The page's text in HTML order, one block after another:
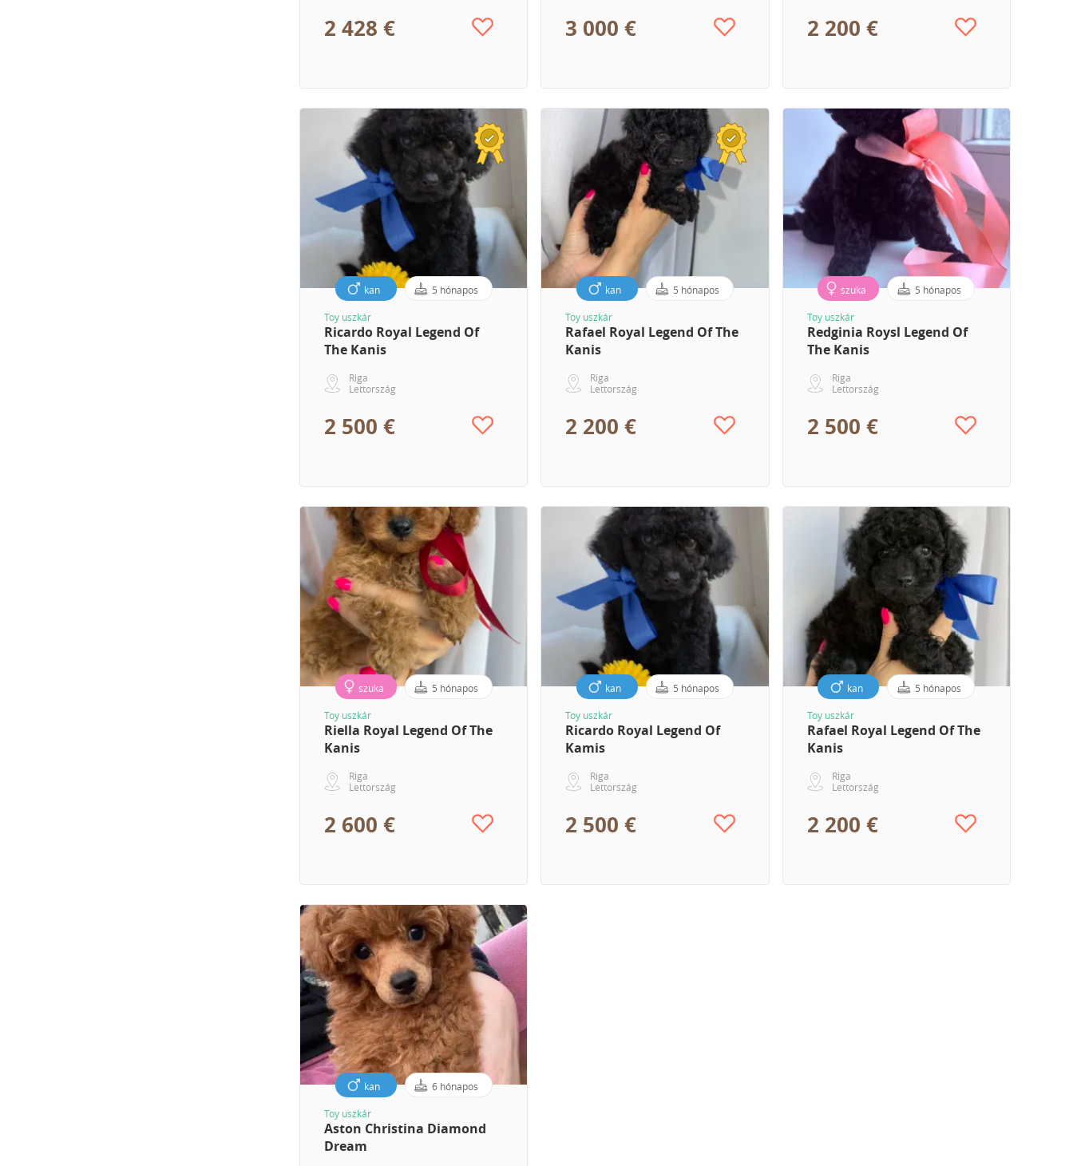
2 428 € 3 000 € 2 200 €
kan 5 hónapos
Toy uszkár
Ricardo Royal Legend Of
The Kanis
Riga
Lettország
2 500 €
kan 5 hónapos
Toy uszkár
Rafael Royal Legend Of The
Kanis
Riga
Lettország
2 200 €
szuka 5 hónapos
Toy uszkár
Redginia Roysl Legend Of
The Kanis
Riga
Lettország
2 500 €
szuka 5 hónapos
Toy uszkár
Riella Royal Legend Of The
Kanis
Riga
Lettország
2 600 €
kan 5 hónapos
Toy uszkár
Ricardo Royal Legend Of
Kamis
Riga
Lettország
2 500 €
kan 5 hónapos
Toy uszkár
Rafael Royal Legend Of The
Kanis
Riga
Lettország
2 200 €
kan 6 hónapos
Toy uszkár
Aston Christina Diamond
Dream